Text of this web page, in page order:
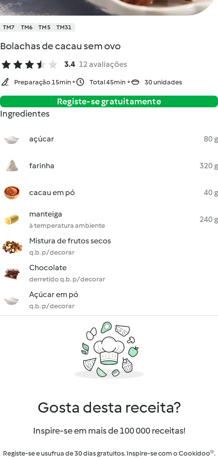
TM7 TM6 TM5 TM31
Bolachas de cacau sem ovo
3.4 12 avaliações
Preparação 15min Total 45min 30 unidades
Registe-se gratuitamente
Ingredientes
açúcar 80 g
farinha 320 g
cacau em pó 40 g
manteiga
à temperatura ambiente
240 g
Mistura de frutos secos
q.b. p/ decorar
Chocolate
derretido q.b. p/ decorar
Açúcar em pó
q.b. p/ decorar
Gosta desta receita?
Inspire-se em mais de 100 000 receitas!
Registe-se e usufrua de 30 dias gratuitos. Inspire-se com o Cookidoo®.